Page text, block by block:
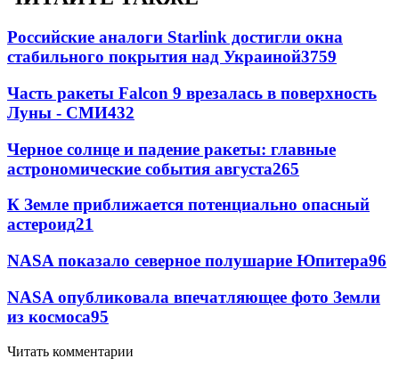
Российские аналоги Starlink достигли окна
стабильного покрытия над Украиной3759
Часть ракеты Falcon 9 врезалась в поверхность
Луны - СМИ432
Черное солнце и падение ракеты: главные
астрономические события августа265
К Земле приближается потенциально опасный
астероид21
NASA показало северное полушарие Юпитера96
NASA опубликовала впечатляющее фото Земли
из космоса95
Читать комментарии